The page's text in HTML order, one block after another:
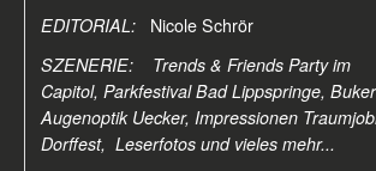
EDITORIAL:
Nicole Schrör
SZENERIE: Trends & Friends Party im
Capitol, Parkfestival Bad Lippspringe,
Augenoptik Uecker, Impressionen
Dorffest, Leserfotos und vieles mehr...